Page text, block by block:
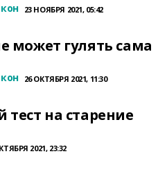
23 НОЯБРЯ 2021, 05:42
может гулять сама
26 ОКТЯБРЯ 2021, 11:30
тест на старение
2021, 23:32